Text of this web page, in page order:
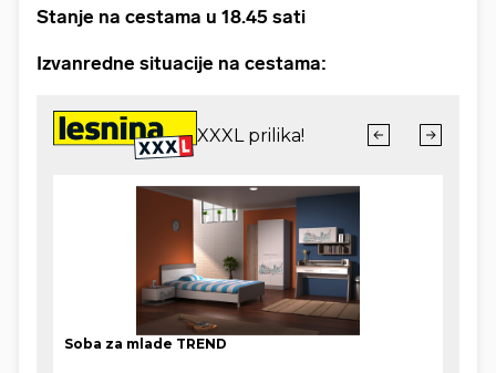
Stanje na cestama u 18.45 sati
Izvanredne situacije na cestama: